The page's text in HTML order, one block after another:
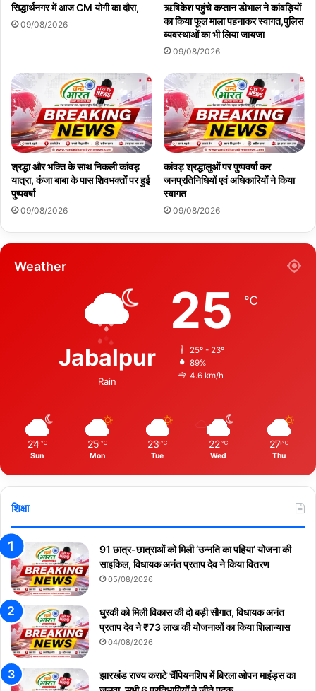
सिद्धार्थनगर में आज CM योगी का दौरा,
09/08/2026
ऋषिकेश पहुंचे कप्तान डोभाल ने कांवड़ियों
का किया फूल माला पहनाकर स्वागत,पुलिस
व्यवस्थाओं का भी लिया जायजा
09/08/2026
श्रद्धा और भक्ति के साथ निकली कांवड़
यात्रा, कंजा बाबा के पास शिवभक्तों पर हुई
पुष्पवर्षा
09/08/2026
कांवड़ श्रद्धालुओं पर पुष्पवर्षा कर
जनप्रतिनिधियों एवं अधिकारियों ने किया
स्वागत
09/08/2026
Weather
Jabalpur
Rain
25 ℃
25º - 23º
89%
4.6 km/h
24 ℃
Sun
25 ℃
Mon
23 ℃
Tue
22 ℃
Wed
27 ℃
Thu
शिक्षा
91 छात्र-छात्राओं को मिली ‘उन्नति का पहिया’ योजना की
साइकिल, विधायक अनंत प्रताप देव ने किया वितरण
05/08/2026
धुरकी को मिली विकास की दो बड़ी सौगात, विधायक अनंत
प्रताप देव ने ₹73 लाख की योजनाओं का किया शिलान्यास
04/08/2026
झारखंड राज्य कराटे चैंपियनशिप में बिरला ओपन माइंड्स का